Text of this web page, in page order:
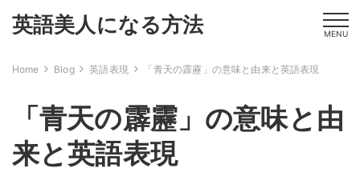
英語美人になる方法 MENU
Home Blog 英語表現 「青天の霹靂」の意味と由来と英語表現
「青天の霹靂」の意味と由
来と英語表現